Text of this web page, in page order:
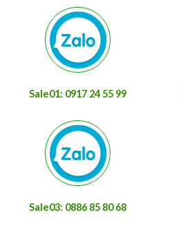
Sale01: 0917 24 55 99
Sale03: 0886 85 80 68